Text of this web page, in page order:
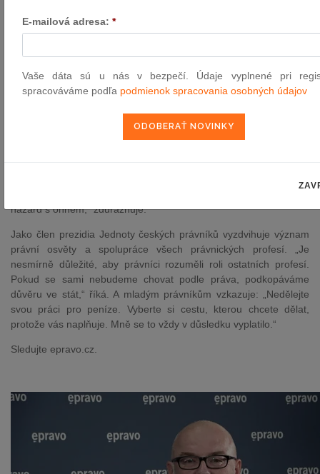
těžké je reagovat na rychle se měnící situaci v mezích zákona.
„Zákon o Ústavním soudu není napsán na to, aby reagoval na
Za slabinu české justice považuje přetížení soudců
Pořád není samozřejmostí, že má každý soudce svého asistenta,
hazard s ohněm,“ zdůrazňuje.
Jako člen prezidia Jednoty českých právníků vyzdvihuje význam
právní osvěty a spolupráce všech právnických profesí. „Je
nesmírně důležité, aby právníci rozuměli roli ostatních profesí.
Pokud se sami nebudeme chovat podle práva, podkopáváme
důvěru ve stát,“ říká. A mladým právníkům vzkazuje: „Nedělejte
svou práci pro peníze. Vyberte si cestu, kterou chcete dělat,
protože vás naplňuje. Mně se to vždy v důsledku vyplatilo.“
Sledujte epravo.cz.
E-mailová adresa: *
Vaše dáta sú u nás v bezpečí. Údaje vyplnené pri
spracováváme podľa podmienok spracovania osobných údajov